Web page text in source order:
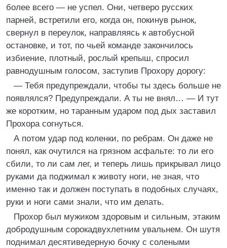
более всего — не успел. Они, четверо русских
парней, встретили его, когда он, покинув рынок,
свернул в переулок, направляясь к автобусной
остановке, и тот, по чьей команде закончилось
избиение, плотный, рослый крепыш, спросил
равнодушным голосом, заступив Прохору дорогу:
— Тебя предупреждали, чтобы ты здесь больше не
появлялся? Предупреждали. А ты не внял… — И тут
же коротким, но таранным ударом под дых заставил
Прохора согнуться.
А потом удар под коленки, по ребрам. Он даже не
понял, как очутился на грязном асфальте: то ли его
сбили, то ли сам лег, и теперь лишь прикрывал лицо
руками да поджимал к животу ноги, не зная, что
именно так и должен поступать в подобных случаях,
руки и ноги сами знали, что им делать.
Прохор был мужиком здоровым и сильным, этаким
добродушным сорокадвухлетним увальнем. Он шутя
поднимал десятиведерную бочку с солеными